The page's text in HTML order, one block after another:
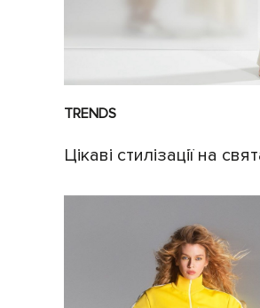
TRENDS
Цікаві стилізації на